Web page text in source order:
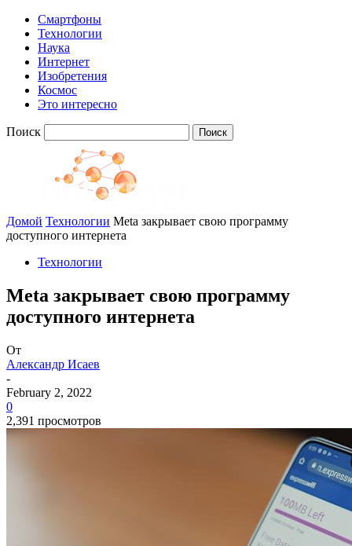
Смартфоны
Технологии
Наука
Интернет
Изобретения
Космос
Это интересно
Поиск
Домой Технологии Meta закрывает свою программу
доступного интернета
Технологии
Meta закрывает свою программу
доступного интернета
От
Александр Исаев
-
February 2, 2022
0
2,391 просмотров